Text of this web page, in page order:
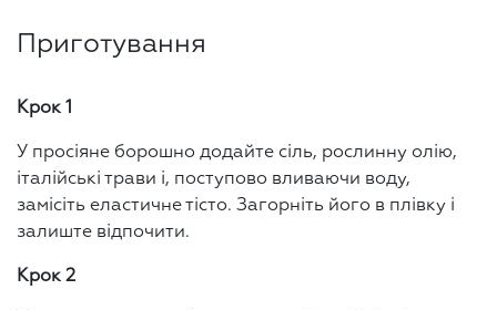
Приготування
Крок 1
У просіяне борошно додайте сіль, рослинну олію,
італійські трави і, поступово вливаючи воду,
замісіть еластичне тісто. Загорніть його в плівку і
залиште відпочити.
Крок 2